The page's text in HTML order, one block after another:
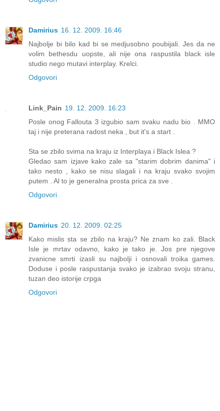
Damirius 16. 12. 2009. 16:46
Najbolje bi bilo kad bi se medjusobno poubijali. Jes da ne
volim bethesdu uopste, ali nije ona raspustila black isle
studio nego mutavi interplay. Krelci.
Odgovori
Link_Pain 19. 12. 2009. 16:23
Posle onog Fallouta 3 izgubio sam svaku nadu bio . MMO
taj i nije preterana radost neka , but it's a start .
Sta se zbilo svima na kraju iz Interplaya i Black Islea ?
Gledao sam izjave kako zale sa "starim dobrim danima" i
tako nesto , kako se nisu slagali i na kraju svako svojim
putem . Al to je generalna prosta prica za sve .
Odgovori
Damirius 20. 12. 2009. 02:25
Kako mislis sta se zbilo na kraju? Ne znam ko zali. Black
Isle je mrtav odavno, kako je tako je. Jos pre njegove
zvanicne smrti izasli su najbolji i osnovali troika games.
Doduse i posle raspustanja svako je izabrao svoju stranu,
tuzan deo istorije crpga
Odgovori